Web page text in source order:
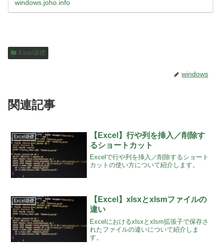
windows.joho.info
Excel基礎
windows
関連記事
Excel基礎
【Excel】行や列を挿入／削除す
るショートカット
Excelで行や列を挿入／削除するショート
カットの使い方について紹介します。
Excel基礎
【Excel】xlsxとxlsmファイルの
違い
Excelにおけるxlsxとxlsm拡張子で保存さ
れたファイルの違いについて紹介しま
す。